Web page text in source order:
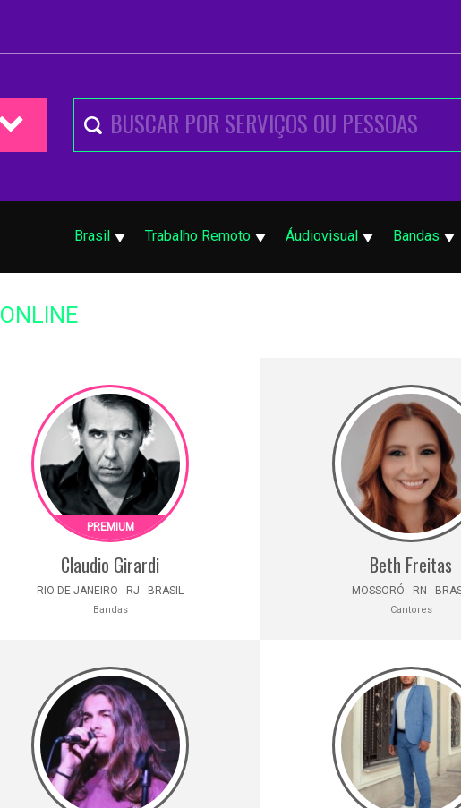
Brasil Trabalho Remoto Áudiovisual Bandas
ONLINE
Claudio Girardi
RIO DE JANEIRO - RJ - BRASIL
Bandas
Beth Freitas
MOSSORÓ - RN -
Cantores